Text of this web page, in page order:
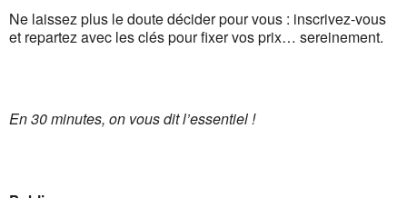
Ne laissez plus le doute décider pour vous : inscrivez-vous
et repartez avec les clés pour fixer vos prix… sereinement.
En 30 minutes, on vous dit l’essentiel !